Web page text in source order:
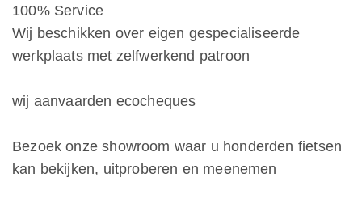
100% Service
Wij beschikken over eigen gespecialiseerde
werkplaats met zelfwerkend patroon
wij aanvaarden ecocheques
Bezoek onze showroom waar u honderden fietsen
kan bekijken, uitproberen en meenemen